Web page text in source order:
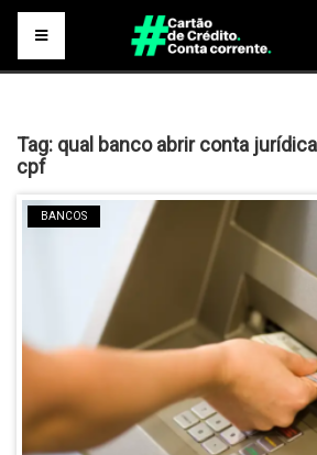
Tag: qual banco abrir conta
cpf
BANCOS